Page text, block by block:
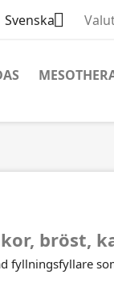
Svenska
bröst,
fyllningsfyllare